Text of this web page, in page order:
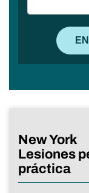
New York
Lesiones
práctica